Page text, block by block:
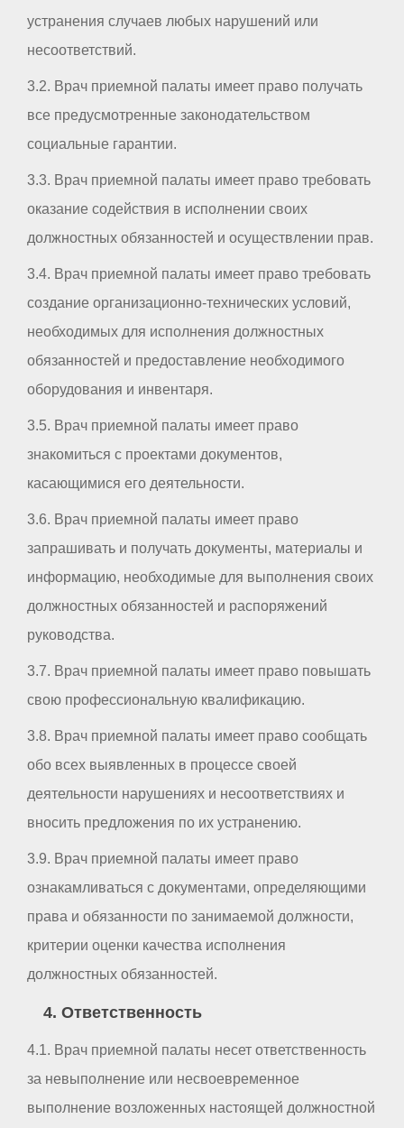
устранения случаев любых нарушений или
несоответствий.
3.2. Врач приемной палаты имеет право получать
все предусмотренные законодательством
социальные гарантии.
3.3. Врач приемной палаты имеет право требовать
оказание содействия в исполнении своих
должностных обязанностей и осуществлении прав.
3.4. Врач приемной палаты имеет право требовать
создание организационно-технических условий,
необходимых для исполнения должностных
обязанностей и предоставление необходимого
оборудования и инвентаря.
3.5. Врач приемной палаты имеет право
знакомиться с проектами документов,
касающимися его деятельности.
3.6. Врач приемной палаты имеет право
запрашивать и получать документы, материалы и
информацию, необходимые для выполнения своих
должностных обязанностей и распоряжений
руководства.
3.7. Врач приемной палаты имеет право повышать
свою профессиональную квалификацию.
3.8. Врач приемной палаты имеет право сообщать
обо всех выявленных в процессе своей
деятельности нарушениях и несоответствиях и
вносить предложения по их устранению.
3.9. Врач приемной палаты имеет право
ознакамливаться с документами, определяющими
права и обязанности по занимаемой должности,
критерии оценки качества исполнения
должностных обязанностей.
4. Ответственность
4.1. Врач приемной палаты несет ответственность
за невыполнение или несвоевременное
выполнение возложенных настоящей должностной